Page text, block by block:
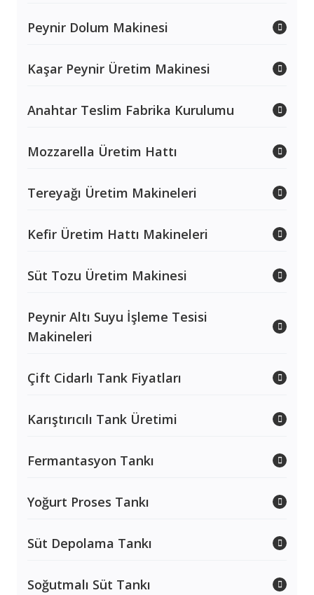
Peynir Dolum Makinesi
Kaşar Peynir Üretim Makinesi
Anahtar Teslim Fabrika Kurulumu
Mozzarella Üretim Hattı
Tereyağı Üretim Makineleri
Kefir Üretim Hattı Makineleri
Süt Tozu Üretim Makinesi
Peynir Altı Suyu İşleme Tesisi
Makineleri
Çift Cidarlı Tank Fiyatları
Karıştırıcılı Tank Üretimi
Fermantasyon Tankı
Yoğurt Proses Tankı
Süt Depolama Tankı
Soğutmalı Süt Tankı